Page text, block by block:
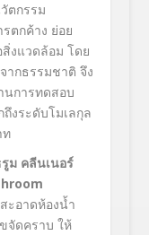
ตกรรม
ตกค้าง ย่อย
งแวดล้อม โดย
ากธรรมชาติ จึง
นการทดสอบ
งระดับโมเลกุล
ท
ม คลีนเนอร์
ะอาดห้องน้ำ
จัดคราบ ให้